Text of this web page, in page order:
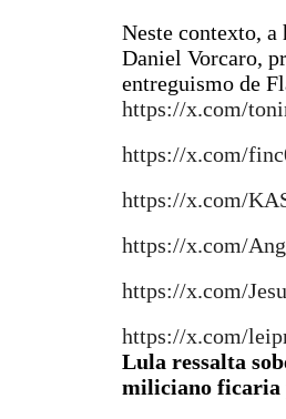
Neste contexto,
Daniel Vorcaro,
entreguismo de
https://x.com/
https://x.com/
https://x.com/
https://x.com/
https://x.com/
https://x.com/
Lula ressalta
miliciano ficaria